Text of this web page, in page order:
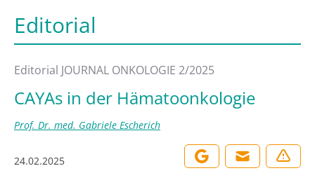
Editorial
Editorial JOURNAL ONKOLOGIE 2/2025
CAYAs in der Hämatoonkologie
Prof. Dr. med. Gabriele Escherich
24.02.2025